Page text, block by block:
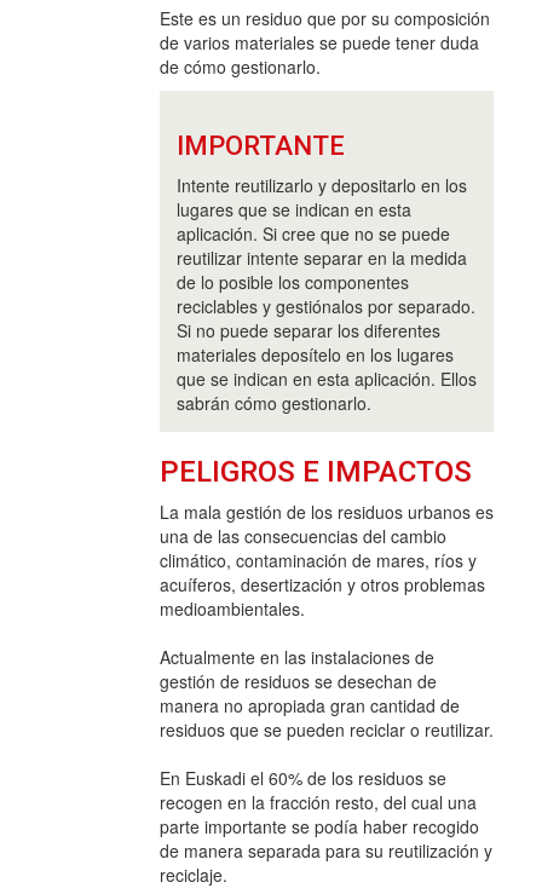
Este es un residuo que por su composición
de varios materiales se puede tener duda
de cómo gestionarlo.
IMPORTANTE
Intente reutilizarlo y depositarlo en los
lugares que se indican en esta
aplicación. Si cree que no se puede
reutilizar intente separar en la medida
de lo posible los componentes
reciclables y gestiónalos por separado.
Si no puede separar los diferentes
materiales deposítelo en los lugares
que se indican en esta aplicación. Ellos
sabrán cómo gestionarlo.
PELIGROS E IMPACTOS
La mala gestión de los residuos urbanos es
una de las consecuencias del cambio
climático, contaminación de mares, ríos y
acuíferos, desertización y otros problemas
medioambientales.
Actualmente en las instalaciones de
gestión de residuos se desechan de
manera no apropiada gran cantidad de
residuos que se pueden reciclar o reutilizar.
En Euskadi el 60% de los residuos se
recogen en la fracción resto, del cual una
parte importante se podía haber recogido
de manera separada para su reutilización y
reciclaje.